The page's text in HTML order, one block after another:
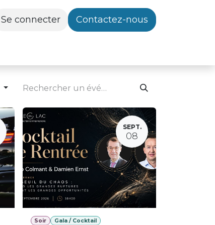
Se connecter Contactez-nous
SEPT.
08
Soir Gala / Cocktail